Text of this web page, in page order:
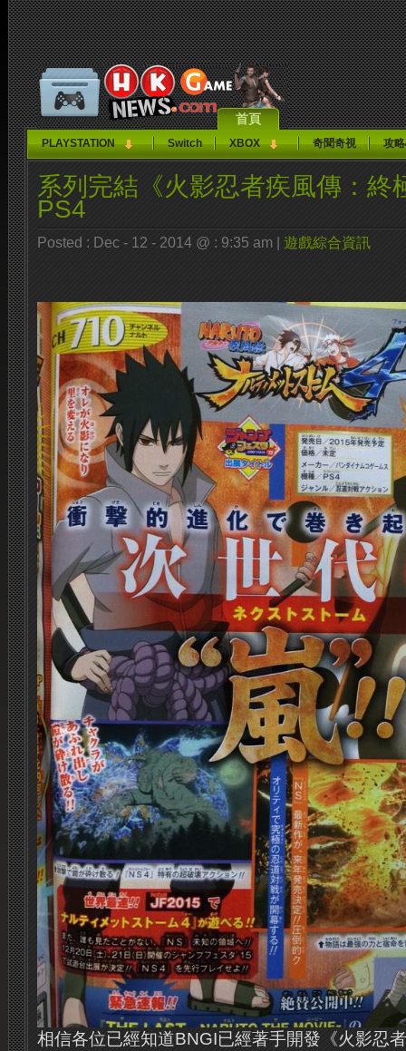
首頁
PLAYSTATION Switch XBOX 奇聞奇視 攻
系列完結《火影忍者疾風傳：終
PS4
Posted : Dec - 12 - 2014 @ : 9:35 am | 遊戲綜合資訊
相信各位已經知道BNGI已經著手開發《火影忍